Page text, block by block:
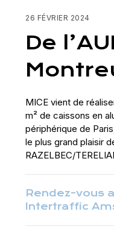
26 FÉVRIER 2024
De
MICE vient de
m² de caissons en
périphérique de
le plus grand plaisir
RAZELBEC/
Rendez-vous
Intertraffic